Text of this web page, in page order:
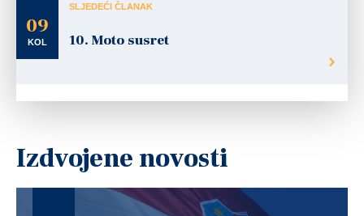
09
KOL
SLJEDEĆI ČLANAK
10. Moto susret
Izdvojene novosti